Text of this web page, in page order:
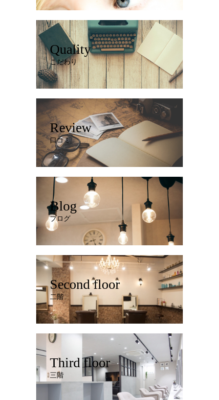
Quality
こだわり
Review
口コミ
Blog
ブログ
Second floor
二階
Third floor
三階